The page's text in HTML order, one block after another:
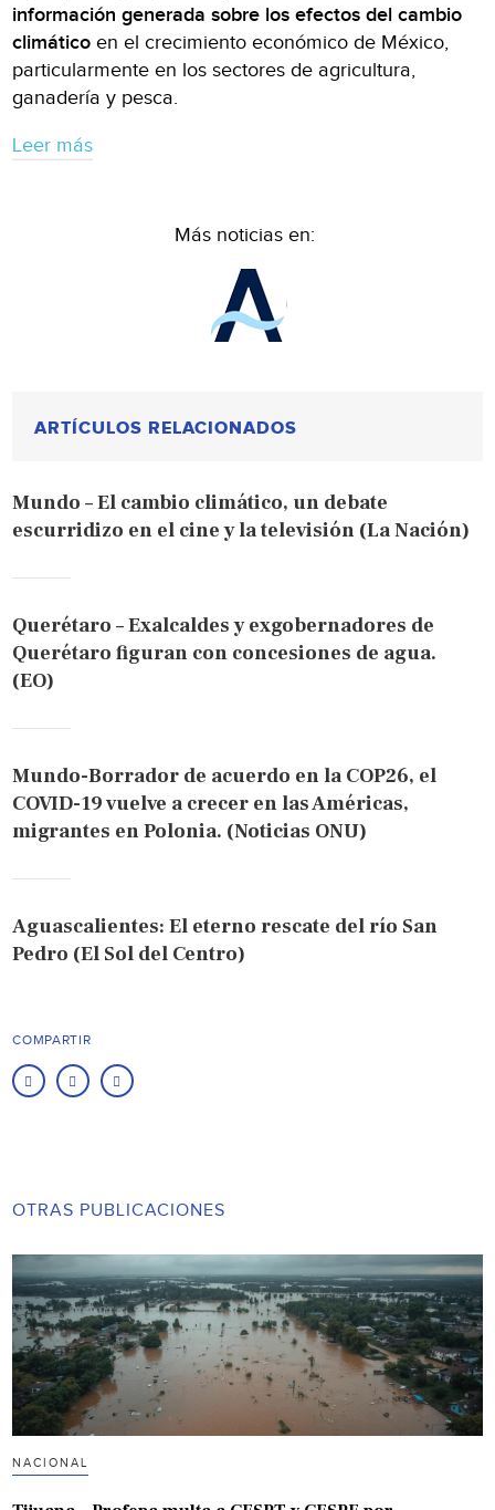
información generada sobre los efectos del cambio
climático en el crecimiento económico de México,
particularmente en los sectores de agricultura,
ganadería y pesca.
Leer más
Más noticias en:
ARTÍCULOS RELACIONADOS
Mundo – El cambio climático, un debate
escurridizo en el cine y la televisión (La Nación)
Querétaro – Exalcaldes y exgobernadores de
Querétaro figuran con concesiones de agua.
(EO)
Mundo-Borrador de acuerdo en la COP26, el
COVID-19 vuelve a crecer en las Américas,
migrantes en Polonia. (Noticias ONU)
Aguascalientes: El eterno rescate del río San
Pedro (El Sol del Centro)
COMPARTIR
OTRAS PUBLICACIONES
NACIONAL